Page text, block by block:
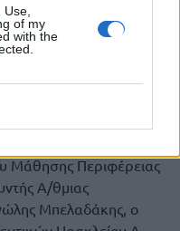
of my
with the
τους ο
Κεγκέρογλου, ο
ο Αναπληρωτής
Μάθησης Περιφέρειας
Α/θμιας
Μπελαδάκης, ο